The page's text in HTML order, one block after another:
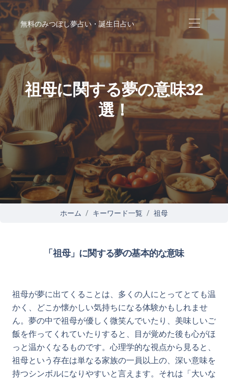
無料のみつぼし夢占い・誕生日占い
祖母に関する夢の意味32
選！
ホーム キーワード一覧 祖母
「祖母」に関する夢の基本的な意味
祖母が夢に出てくることは、多くの人にとってとても温
かく、どこか懐かしい気持ちになる体験かもしれませ
ん。夢の中で祖母が優しく微笑んでいたり、美味しいご
飯を作ってくれていたりすると、目が覚めた後も心がほ
っと温かくなるものです。心理学的な視点から見ると、
祖母という存在は単なる家族の一員以上の、深い意味を
持つシンボルになりやすいと言えます。それは「大いな